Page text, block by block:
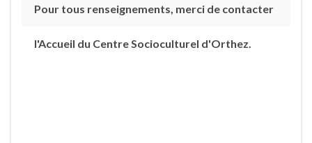
Pour tous renseignements, merci de contacter
l'Accueil du Centre Socioculturel d'Orthez.